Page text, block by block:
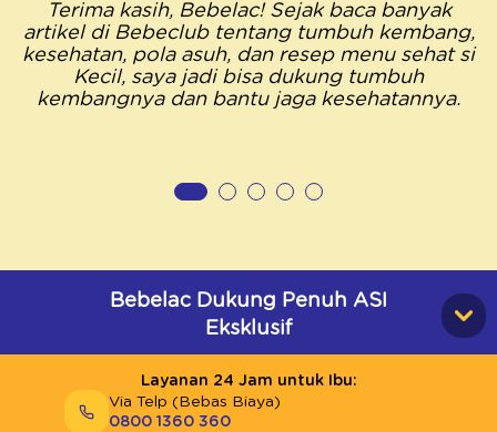
Terima kasih, Bebelac! Sejak baca banyak
artikel di Bebeclub tentang tumbuh kembang,
kesehatan, pola asuh, dan resep menu sehat si
Kecil, saya jadi bisa dukung tumbuh
kembangnya dan bantu jaga kesehatannya.
Bebelac Dukung Penuh ASI
Eksklusif
Layanan 24 Jam untuk Ibu:
Via Telp (Bebas Biaya)
0800 1360 360